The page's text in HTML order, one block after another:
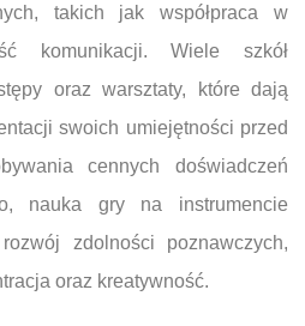
takich jak współpraca w
komunikacji. Wiele szkół
oraz warsztaty, które dają
swoich umiejętności przed
cennych doświadczeń
nauka gry na instrumencie
zdolności poznawczych,
oraz kreatywność.